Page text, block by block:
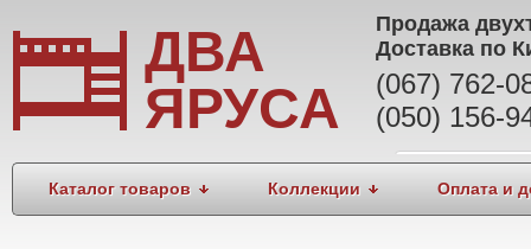
ДВА
ЯРУСА
Продажа
Доставка по
(067) 762-
(050) 156-
Каталог товаров Коллекции Оплата и